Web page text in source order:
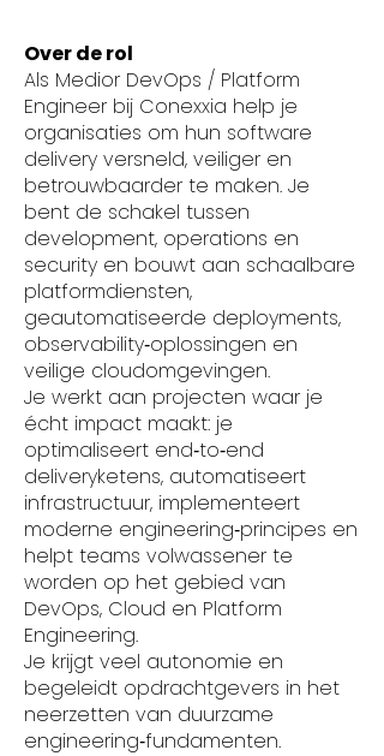
Over de rol
Als Medior DevOps / Platform
Engineer bij Conexxia help je
organisaties om hun software
delivery versneld, veiliger en
betrouwbaarder te maken. Je
bent de schakel tussen
development, operations en
security en bouwt aan schaalbare
platformdiensten,
geautomatiseerde deployments,
observability‑oplossingen en
veilige cloudomgevingen.
Je werkt aan projecten waar je
écht impact maakt: je
optimaliseert end‑to‑end
deliveryketens, automatiseert
infrastructuur, implementeert
moderne engineering‑principes en
helpt teams volwassener te
worden op het gebied van
DevOps, Cloud en Platform
Engineering.
Je krijgt veel autonomie en
begeleidt opdrachtgevers in het
neerzetten van duurzame
engineering‑fundamenten.